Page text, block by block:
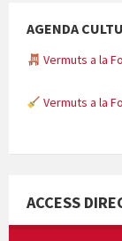
AGENDA
Vermuts a la
Vermuts a la
ACCESS